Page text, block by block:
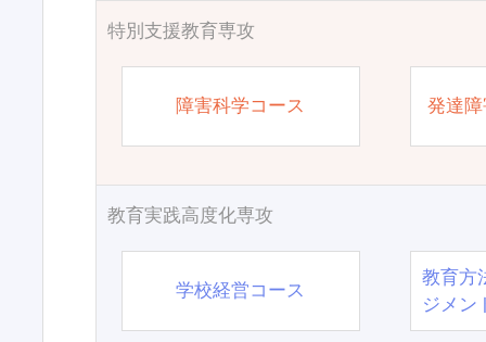
特別支援教育専攻
障害科学コース 発達
教育実践高度化専攻
学校経営コース
教育方
ジメン